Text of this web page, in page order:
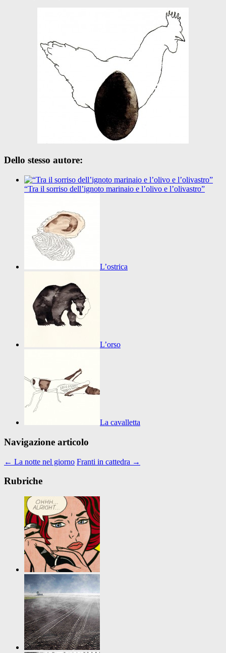
Dello stesso autore:
“Tra il sorriso dell’ignoto marinaio e l’olivo e l’olivastro”
L’ostrica
L’orso
La cavalletta
Navigazione articolo
← La notte nel giorno Franti in cattedra →
Rubriche